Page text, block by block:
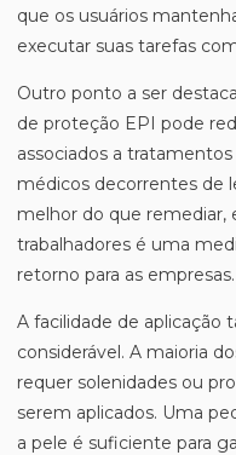
que os usuários
executar suas tarefas
Outro ponto a ser
de proteção EPI pode
associados a
médicos decorrentes de
melhor do que remediar,
trabalhadores é uma
retorno para as empresas.
A facilidade de aplicação
considerável. A maioria
requer solenidades ou
serem aplicados. Uma
a pele é suficiente para